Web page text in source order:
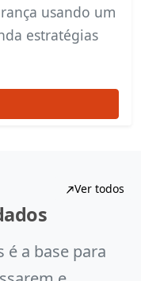
usando um
estratégias
Ver todos
é a base para